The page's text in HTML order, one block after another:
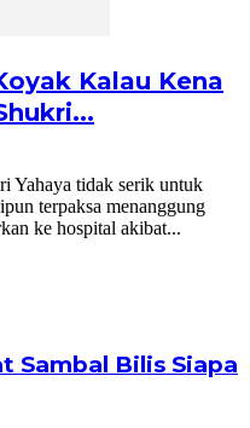
Kalau Kena
tidak serik untuk
terpaksa menanggung
ke hospital akibat...
Sambal Bilis Siapa